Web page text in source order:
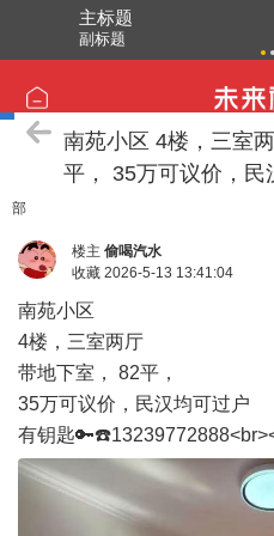
房屋出售
南苑小区 4楼，三室
平， 35万可议价，民
部
楼主 偷喝汽水
收藏 2026-5-13 13:41:04
南苑小区
4楼，三室两厅
带地下室， 82平，
35万可议价，民汉均可过户
有钥匙
新加载
主标题
副标题